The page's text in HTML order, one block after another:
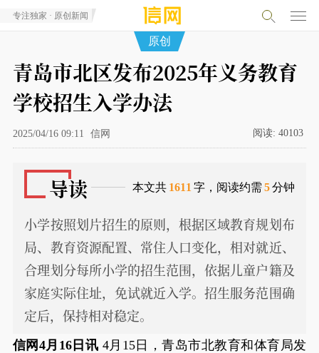
专注独家 · 原创新闻
原创
青岛市北区发布2025年义务教育
学校招生入学办法
2025/04/16 09:11 信网 阅读: 40103
导读 本文共 1611 字，阅读约需 5分钟
小学按照划片招生的原则，根据区域教育规划布
局、教育资源配置、常住人口变化，相对就近、
合理划分每所小学的招生范围，依据儿童户籍及
家庭实际住址，免试就近入学。招生服务范围确
定后，保持相对稳定。
信网4月16日讯 4月15日，青岛市北教育和体育局发